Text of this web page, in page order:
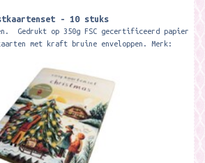
- 10 stuks
Gedrukt op 350g FSC gecertificeerd papier
met kraft bruine enveloppen. Merk: